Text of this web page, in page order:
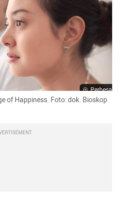
Perbesar
of Happiness. Foto: dok. Bioskop